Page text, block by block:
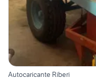
Autocaricante Riberi